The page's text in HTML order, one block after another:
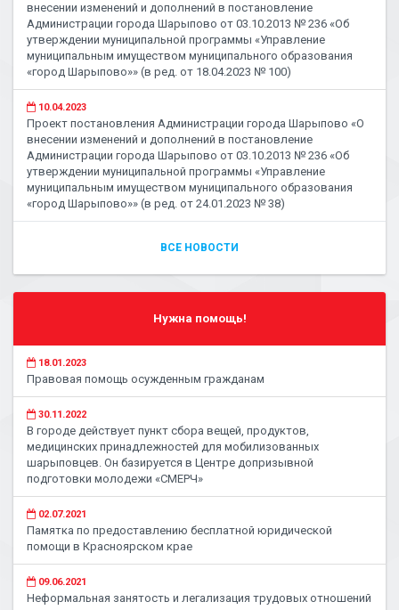
внесении изменений и дополнений в постановление
Администрации города Шарыпово от 03.10.2013 № 236 «Об
утверждении муниципальной программы «Управление
муниципальным имуществом муниципального образования
«город Шарыпово»» (в ред. от 18.04.2023 № 100)
10.04.2023
Проект постановления Администрации города Шарыпово «О
внесении изменений и дополнений в постановление
Администрации города Шарыпово от 03.10.2013 № 236 «Об
утверждении муниципальной программы «Управление
муниципальным имуществом муниципального образования
«город Шарыпово»» (в ред. от 24.01.2023 № 38)
ВСЕ НОВОСТИ
Нужна помощь!
18.01.2023
Правовая помощь осужденным гражданам
30.11.2022
В городе действует пункт сбора вещей, продуктов,
медицинских принадлежностей для мобилизованных
шарыповцев. Он базируется в Центре допризывной
подготовки молодежи «СМЕРЧ»
02.07.2021
Памятка по предоставлению бесплатной юридической
помощи в Красноярском крае
09.06.2021
Неформальная занятость и легализация трудовых отношений